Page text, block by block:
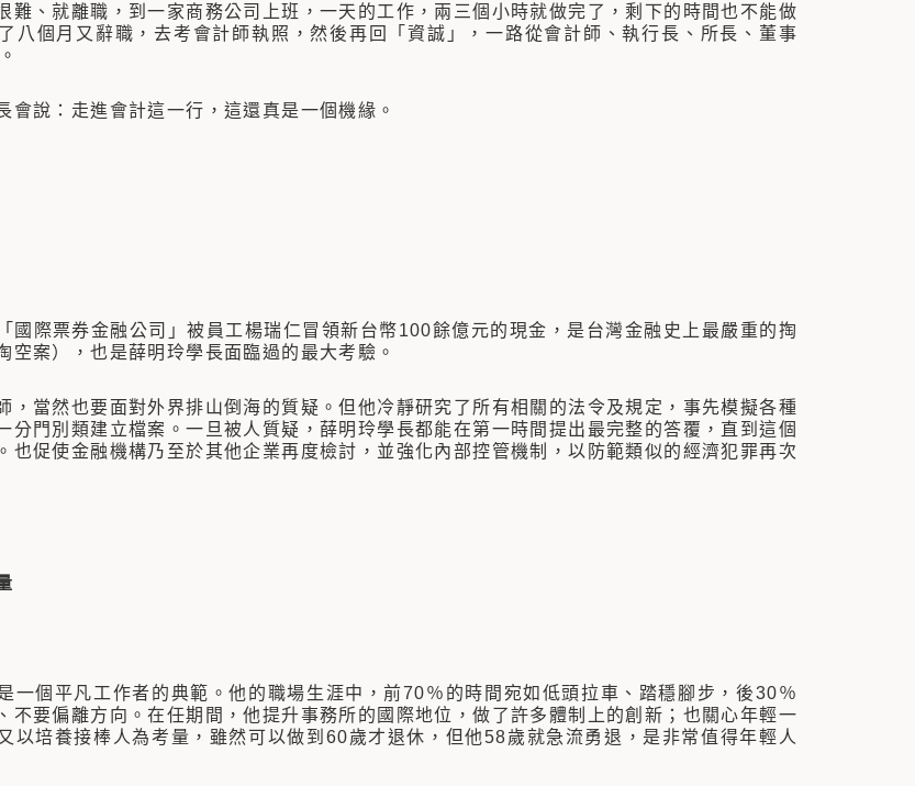
難、就離職，到一家商務公司上班，一天的工作，兩三個小時就做完了，剩下的時間也不能做
八個月又辭職，去考會計師執照，然後再回「資誠」，一路從會計師、執行長、所長、董事
說：走進會計這一行，這還真是一個機緣。
票券金融公司」被員工楊瑞仁冒領新台幣100餘億元的現金，是台灣金融史上最嚴重的掏
空案），也是薛明玲學長面臨過的最大考驗。
當然也要面對外界排山倒海的質疑。但他冷靜研究了所有相關的法令及規定，事先模擬各種
分門別類建立檔案。一旦被人質疑，薛明玲學長都能在第一時間提出最完整的答覆，直到這個
也促使金融機構乃至於其他企業再度檢討，並強化內部控管機制，以防範類似的經濟犯罪再次
個平凡工作者的典範。他的職場生涯中，前70％的時間宛如低頭拉車、踏穩腳步，後30％
不要偏離方向。在任期間，他提升事務所的國際地位，做了許多體制上的創新；也關心年輕一
以培養接棒人為考量，雖然可以做到60歲才退休，但他58歲就急流勇退，是非常值得年輕人